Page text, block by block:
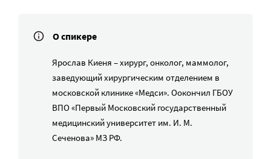
О спикере
Ярослав Киеня – хирург, онколог, маммолог,
заведующий хирургическим отделением в
московской клинике «Медси». Оокончил ГБОУ
ВПО «Первый Московский государственный
медицинский университет им. И. М.
Сеченова» МЗ РФ.